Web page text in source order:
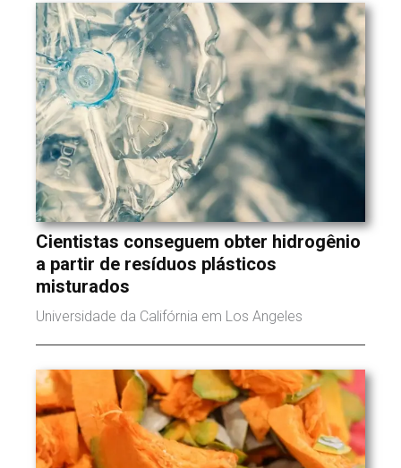
Cientistas conseguem obter hidrogênio
a partir de resíduos plásticos
misturados
Universidade da Califórnia em Los Angeles